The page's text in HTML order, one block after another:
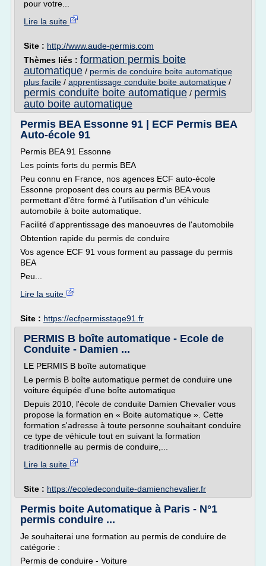
pour votre...
Lire la suite
Site : http://www.aude-permis.com
Thèmes liés : formation permis boite
automatique / permis de conduire boite automatique
plus facile / apprentissage conduite boite automatique /
permis conduite boite automatique / permis
auto boite automatique
Permis BEA Essonne 91 | ECF Permis BEA
Auto-école 91
Permis BEA 91 Essonne
Les points forts du permis BEA
Peu connu en France, nos agences ECF auto-école
Essonne proposent des cours au permis BEA vous
permettant d'être formé à l'utilisation d'un véhicule
automobile à boite automatique.
Facilité d'apprentissage des manoeuvres de l'automobile
Obtention rapide du permis de conduire
Vos agence ECF 91 vous forment au passage du permis
BEA
Peu...
Lire la suite
Site : https://ecfpermisstage91.fr
PERMIS B boîte automatique - Ecole de
Conduite - Damien ...
LE PERMIS B boîte automatique
Le permis B boîte automatique permet de conduire une
voiture équipée d'une boîte automatique
Depuis 2010, l'école de conduite Damien Chevalier vous
propose la formation en « Boite automatique ». Cette
formation s'adresse à toute personne souhaitant conduire
ce type de véhicule tout en suivant la formation
traditionnelle au permis de conduire,...
Lire la suite
Site : https://ecoledeconduite-damienchevalier.fr
Permis boite Automatique à Paris - N°1
permis conduire ...
Je souhaiterai une formation au permis de conduire de
catégorie :
Permis de conduire - Voiture